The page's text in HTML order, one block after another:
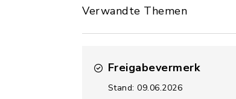
Verwandte Themen
Freigabevermerk
Stand: 09.06.2026